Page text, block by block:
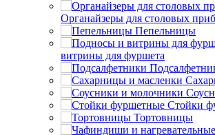
Органайзеры для столовых
Пепельницы
витрины для фуршета
Стойки
Тортовницы